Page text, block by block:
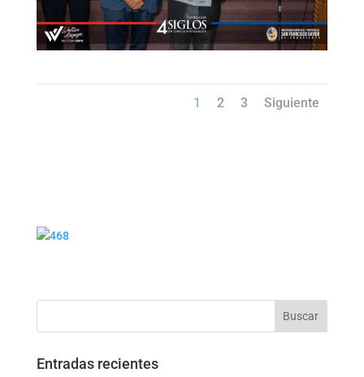
1 2 3 Siguiente
Buscar
Entradas recientes